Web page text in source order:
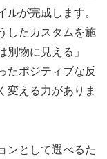
ルが完成します。
したカスタムを施
別物に見える」
たポジティブな反
変える力がありま
ンとして選べるた